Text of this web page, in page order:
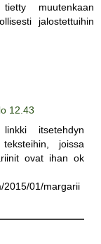
muutenkaan
jalostettuihin
12.43
itsetehdyn
joissa
ovat ihan ok
2015/01/margarii